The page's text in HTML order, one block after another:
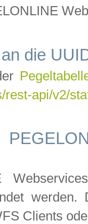
die
rest-api/v2/
Clients